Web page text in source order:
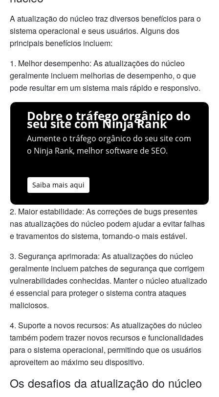
A atualização do núcleo traz diversos benefícios para o
sistema operacional e seus usuários. Alguns dos
principais benefícios incluem:
1. Melhor desempenho: As atualizações do núcleo
geralmente incluem melhorias de desempenho, o que
pode resultar em um sistema mais rápido e responsivo.
Dobre o tráfego orgânico do
seu site com Ninja Rank
Aumente o tráfego orgânico do seu site com
o Ninja Rank, melhor software de SEO.
Saiba mais aqui
2. Maior estabilidade: As correções de bugs presentes
nas atualizações do núcleo podem ajudar a evitar falhas
e travamentos do sistema, tornando-o mais estável.
3. Segurança aprimorada: As atualizações do núcleo
geralmente incluem patches de segurança que corrigem
vulnerabilidades conhecidas. Manter o núcleo atualizado
é essencial para proteger o sistema contra ataques
maliciosos.
4. Suporte a novos recursos: As atualizações do núcleo
também podem trazer novos recursos e funcionalidades
para o sistema operacional, permitindo que os usuários
aproveitem ao máximo seu dispositivo.
Os desafios da atualização do núcleo